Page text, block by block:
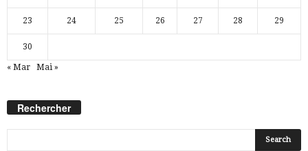
23 24 25 26 27 28 29
30
« Mar Mai »
Rechercher